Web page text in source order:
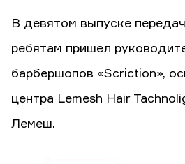
В девятом выпуске
ребятам пришел
барбершопов «Scriction»,
центра Lemesh Hair
Лемеш.